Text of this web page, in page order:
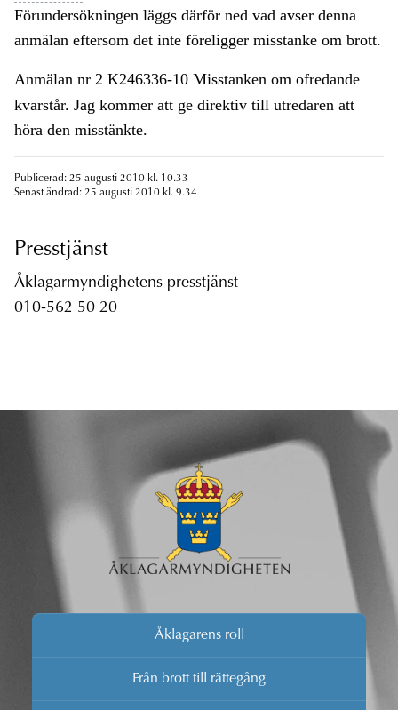
Förundersökningen läggs därför ned vad avser denna
anmälan eftersom det inte föreligger misstanke om brott.
Anmälan nr 2 K246336-10 Misstanken om ofredande
kvarstår. Jag kommer att ge direktiv till utredaren att
höra den misstänkte.
Publicerad: 25 augusti 2010 kl. 10.33
Senast ändrad: 25 augusti 2010 kl. 9.34
Presstjänst
Åklagarmyndighetens presstjänst
010-562 50 20
Åklagarens roll
Från brott till rättegång